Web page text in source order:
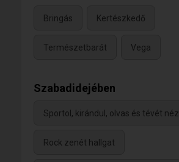
Bringás Kertészkedő
Természetbarát Vega
Szabadidejében
Sportol, kirándul, olvas és tévét néz
Rock zenét hallgat